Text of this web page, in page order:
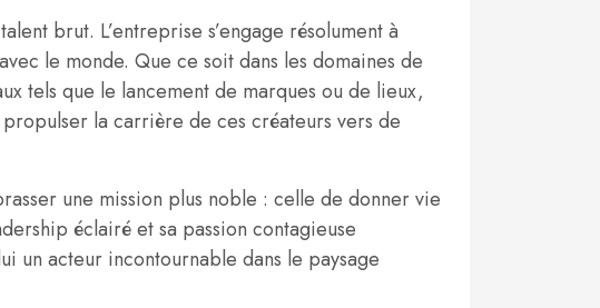
brut. L’entreprise s’engage résolument à
le monde. Que ce soit dans les domaines de
tels que le lancement de marques ou de lieux,
la carrière de ces créateurs vers de
une mission plus noble : celle de donner vie
éclairé et sa passion contagieuse
un acteur incontournable dans le paysage